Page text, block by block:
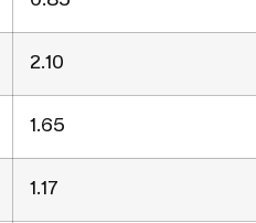
2.10
1.65
1.17